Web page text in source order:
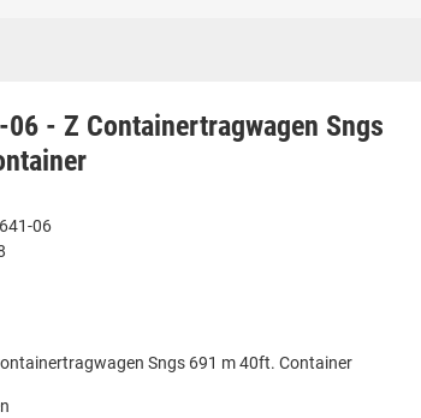
- Z Containertragwagen Sngs
06
Sngs 691 m 40ft. Container